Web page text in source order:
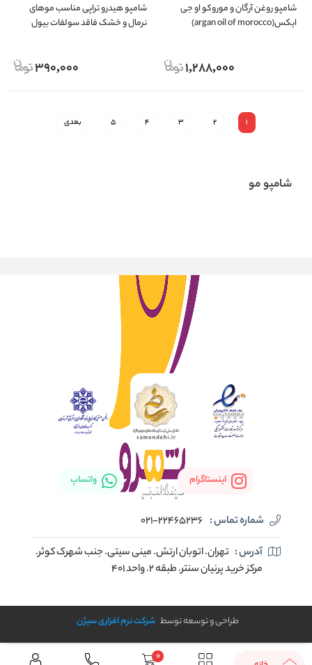
شامپو روغن آرگان و موروکو او جی
‌ایکس(argan oil of morocco)
1,288,000
شامپو هیدرو تراپی مناسب موهای
نرمال و خشک فاقد سولفات بیول
390,000
1
2
3
4
5 بعدی
شامپو مو
اینستاگرام واتساپ
شماره تماس : 021-22465236
آدرس : تهران. اتوبان ارتش. مینی سیتی. جنب شهرک کوثر.
مرکز خرید پرنیان سنتر. طبقه ۲. واحد ۴۰۱
طراحی و توسعه توسط شرکت نرم افزاری سیژن
0